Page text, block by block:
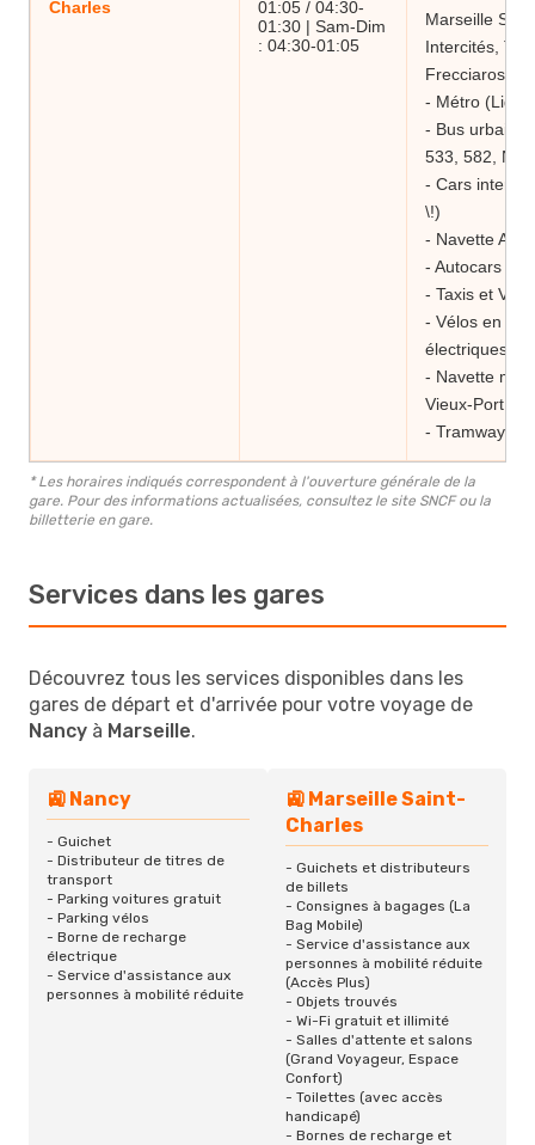
Charles
01:05 / 04:30-
01:30 | Sam-Dim
: 04:30-01:05
Marseille
Intercités,
Frecciarossa)
- Métro
- Bus urbains
533, 582, N2)
- Cars
\!)
- Navette
- Autocars
- Taxis et VTC
- Vélos en
électriques
- Navette
Vieux-Port
- Tramway
* Les horaires indiqués correspondent à l'ouverture générale de la
gare. Pour des informations actualisées, consultez le site SNCF ou la
billetterie en gare.
Services dans les gares
Découvrez tous les services disponibles dans les
gares de départ et d'arrivée pour votre voyage de
Nancy à Marseille.
🚉 Nancy
- Guichet
- Distributeur de titres de
transport
- Parking voitures gratuit
- Parking vélos
- Borne de recharge
électrique
- Service d'assistance aux
personnes à mobilité réduite
🚉 Marseille Saint-
Charles
- Guichets et distributeurs
de billets
- Consignes à bagages (La
Bag Mobile)
- Service d'assistance aux
personnes à mobilité réduite
(Accès Plus)
- Objets trouvés
- Wi-Fi gratuit et illimité
- Salles d'attente et salons
(Grand Voyageur, Espace
Confort)
- Toilettes (avec accès
handicapé)
- Bornes de recharge et